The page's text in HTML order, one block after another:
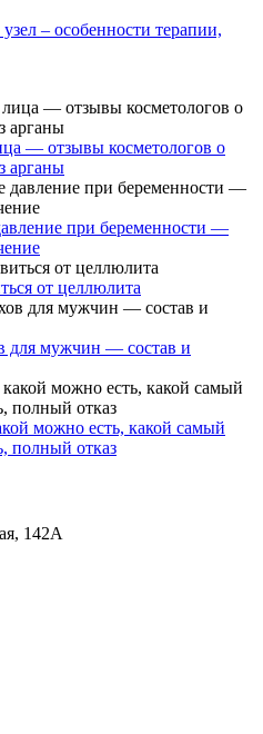
– особенности терапии,
— отзывы косметологов о
арганы
при беременности —
от целлюлита
для мужчин — состав и
можно есть, какой самый
полный отказ
142А